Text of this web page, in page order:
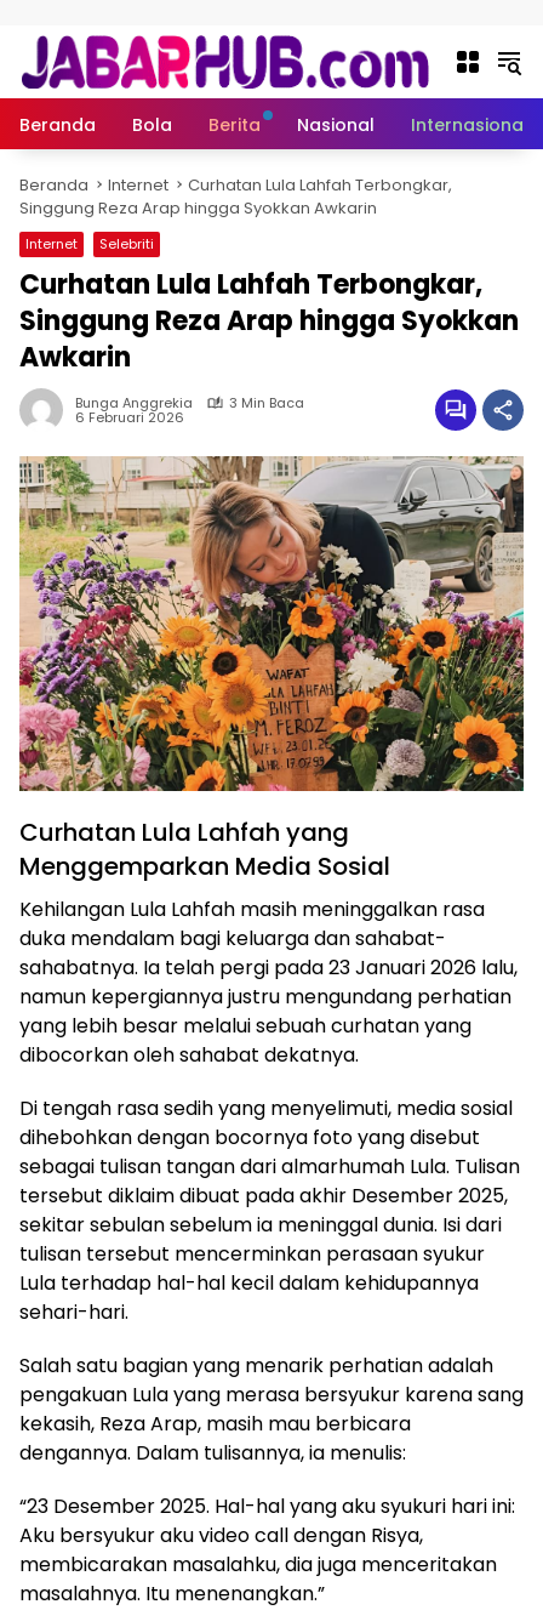
Beranda Bola Berita Nasional Internasional
Beranda Internet
Curhatan Lula Lahfah Terbongkar,
Singgung Reza Arap hingga Syokkan Awkarin
Internet Selebriti
Curhatan Lula Lahfah Terbongkar,
Singgung Reza Arap hingga Syokkan
Awkarin
Bunga Anggrekia 3 Min Baca
6 Februari 2026
Curhatan Lula Lahfah yang
Menggemparkan Media Sosial
Kehilangan Lula Lahfah masih meninggalkan rasa
duka mendalam bagi keluarga dan sahabat-
sahabatnya. Ia telah pergi pada 23 Januari 2026 lalu,
namun kepergiannya justru mengundang perhatian
yang lebih besar melalui sebuah curhatan yang
dibocorkan oleh sahabat dekatnya.
Di tengah rasa sedih yang menyelimuti, media sosial
dihebohkan dengan bocornya foto yang disebut
sebagai tulisan tangan dari almarhumah Lula. Tulisan
tersebut diklaim dibuat pada akhir Desember 2025,
sekitar sebulan sebelum ia meninggal dunia. Isi dari
tulisan tersebut mencerminkan perasaan syukur
Lula terhadap hal-hal kecil dalam kehidupannya
sehari-hari.
Salah satu bagian yang menarik perhatian adalah
pengakuan Lula yang merasa bersyukur karena sang
kekasih, Reza Arap, masih mau berbicara
dengannya. Dalam tulisannya, ia menulis:
“23 Desember 2025. Hal-hal yang aku syukuri hari ini:
Aku bersyukur aku video call dengan Risya,
membicarakan masalahku, dia juga menceritakan
masalahnya. Itu menenangkan.”